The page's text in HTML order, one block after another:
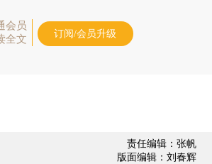
会员
全文
订阅/会员升级
责任编辑：张帆
版面编辑：刘春辉